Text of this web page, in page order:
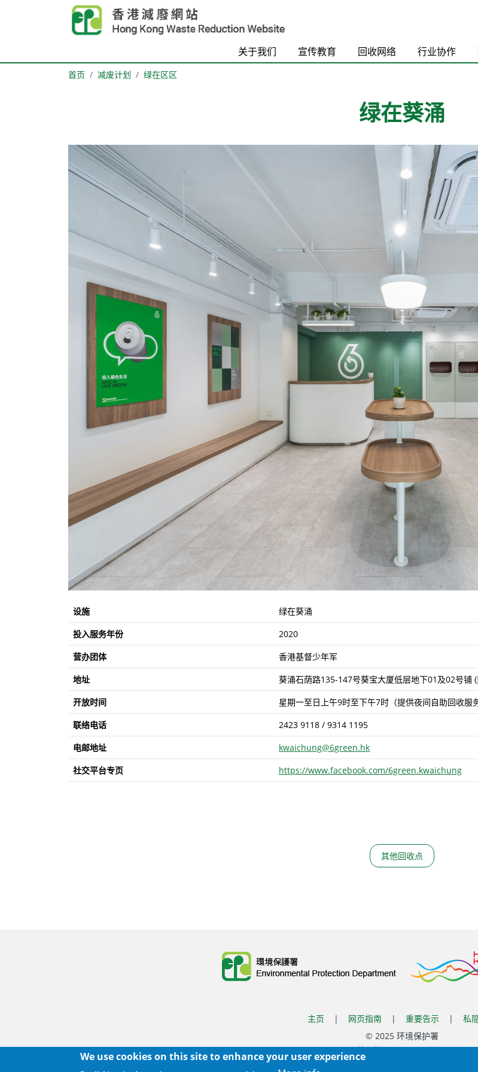
Skip to main content
关于我们 宣传教育 回收网络 行业协作
首页 减废计划 绿在区区
绿在葵涌
Body
设施
绿在葵涌
投入服务年份
2020
营办团体
香港基督少年军
地址
葵涌石荫路135-147号葵宝大厦低层地下01及02号铺
开放时间
星期一至日上午9时至下午7时（提供夜间自助回收服
联络电话
2423 9118 / 9314 1195
电邮地址
kwaichung@6green.hk
社交平台专页
https://www.facebook.com/6green.kwaichung
其他回收点
主页 | 网页指南 | 重要告示 |
私
© 2025 环境保护署
覆检日期:2022-11-15 11:22
We use cookies on this site to enhance your user experience